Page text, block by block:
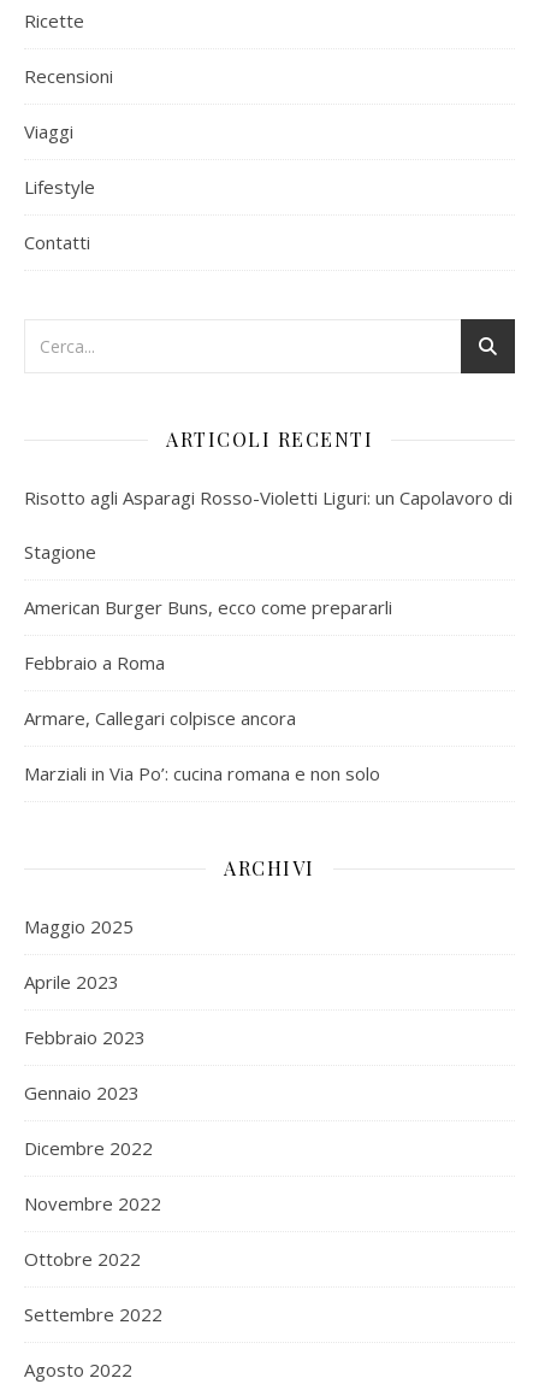
Ricette
Recensioni
Viaggi
Lifestyle
Contatti
ARTICOLI RECENTI
Risotto agli Asparagi Rosso-Violetti Liguri: un Capolavoro di
Stagione
American Burger Buns, ecco come prepararli
Febbraio a Roma
Armare, Callegari colpisce ancora
Marziali in Via Po’: cucina romana e non solo
ARCHIVI
Maggio 2025
Aprile 2023
Febbraio 2023
Gennaio 2023
Dicembre 2022
Novembre 2022
Ottobre 2022
Settembre 2022
Agosto 2022